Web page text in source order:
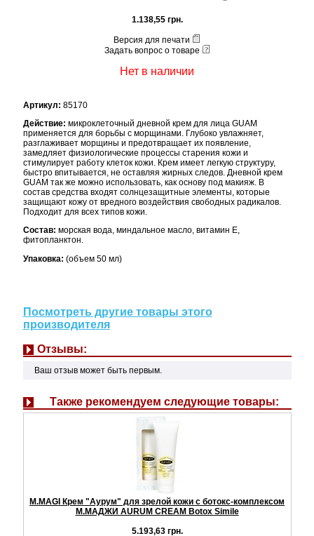
1.138,55 грн.
Версия для печати
Задать вопрос о товаре
Нет в наличии
Артикул: 85170
Действие: микроклеточный дневной крем для лица GUAM
применяется для борьбы с морщинами. Глубоко увлажняет,
разглаживает морщины и предотвращает их появление,
замедляет физиологические процессы старения кожи и
стимулирует работу клеток кожи. Крем имеет легкую структуру,
быстро впитывается, не оставляя жирных следов. Дневной крем
GUAM так же можно использовать, как основу под макияж. В
состав средства входят солнцезащитные элементы, которые
защищают кожу от вредного воздействия свободных радикалов.
Подходит для всех типов кожи.
Состав: морская вода, миндальное масло, витамин Е,
фитопланктон.
Упаковка: (объем 50 мл)
Посмотреть другие товары этого
производителя
Отзывы:
Ваш отзыв может быть первым.
Также рекомендуем следующие товары:
M.MAGI Крем "Аурум" для зрелой кожи с ботокс-комплексом
М.МАДЖИ AURUM CREAM Botox Simile
5.193,63 грн.